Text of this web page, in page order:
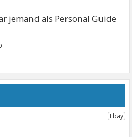
jemand als Personal Guide